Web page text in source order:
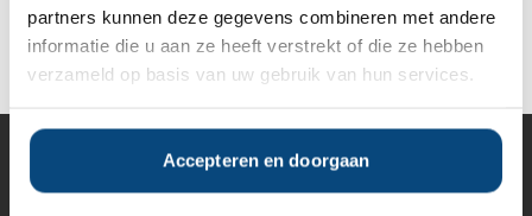
partners kunnen deze gegevens combineren met andere
informatie die u aan ze heeft verstrekt of die ze hebben
verzameld op basis van uw gebruik van hun services.
Accepteren en doorgaan
Deel op Facebook
Deel op XDeel op LinkedIn
Vermogensbeheer